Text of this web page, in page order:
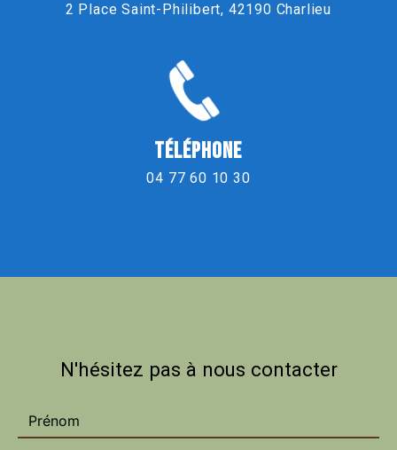
2 Place Saint-Philibert, 42190 Charlieu
TÉLÉPHONE
04 77 60 10 30
N'hésitez pas à nous contacter